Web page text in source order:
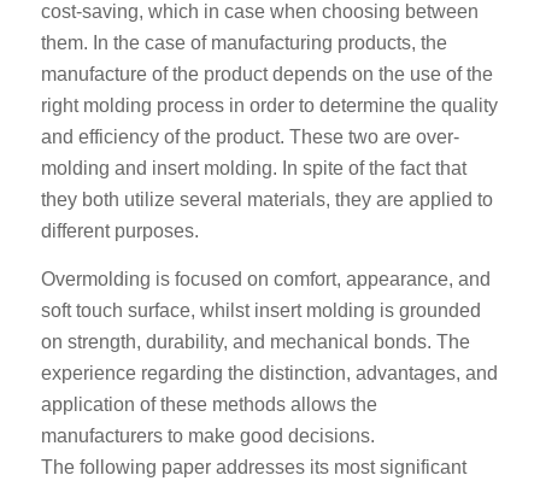
cost-saving, which in case when choosing between
them. In the case of manufacturing products, the
manufacture of the product depends on the use of the
right molding process in order to determine the quality
and efficiency of the product. These two are over-
molding and insert molding. In spite of the fact that
they both utilize several materials, they are applied to
different purposes.
Overmolding is focused on comfort, appearance, and
soft touch surface, whilst insert molding is grounded
on strength, durability, and mechanical bonds. The
experience regarding the distinction, advantages, and
application of these methods allows the
manufacturers to make good decisions.
The following paper addresses its most significant